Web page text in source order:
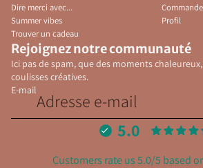
Dire merci avec...
Summer vibes
Trouver un cadeau
Profil
Rejoignez notre communauté
Ici pas de spam, que des moments
coulisses créatives.
E-mail
5.0
Customers rate us 5.0/5 based
Politique de confidentialité